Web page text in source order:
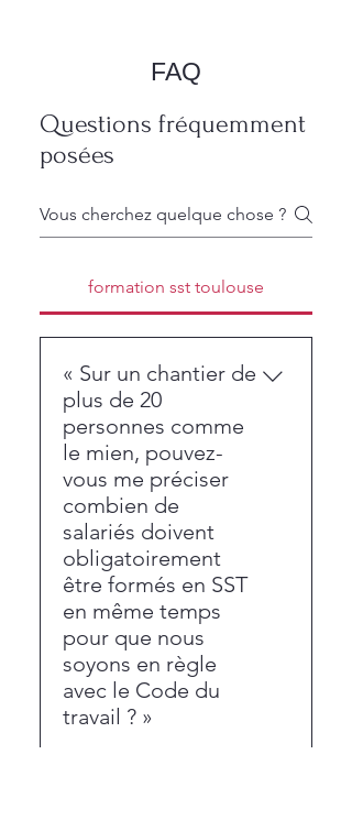
FAQ
Questions fréquemment
posées
formation sst toulouse
« Sur un chantier de
plus de 20
personnes comme
le mien, pouvez-
vous me préciser
combien de
salariés doivent
obligatoirement
être formés en SST
en même temps
pour que nous
soyons en règle
avec le Code du
travail ? »